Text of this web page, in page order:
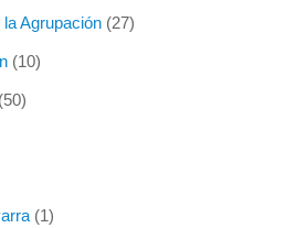
Agrupación(27)
(10)
(1)